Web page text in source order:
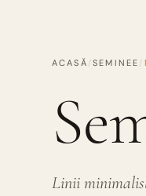
ACASĂ /SEMINEE /
Linii